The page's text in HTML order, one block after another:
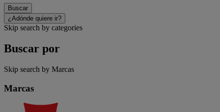
Buscar
¿Adónde quiere ir?
Skip search by categories
Buscar por
Skip search by Marcas
Marcas